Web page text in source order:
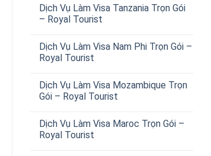
Dịch Vụ Làm Visa Tanzania Trọn Gói
– Royal Tourist
Dịch Vụ Làm Visa Nam Phi Trọn Gói –
Royal Tourist
Dịch Vụ Làm Visa Mozambique Trọn
Gói – Royal Tourist
Dịch Vụ Làm Visa Maroc Trọn Gói –
Royal Tourist